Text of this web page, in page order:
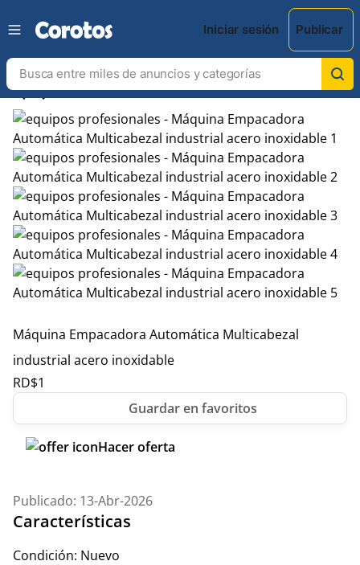
Iniciar sesión Publicar
chevron_leftchevron_right
Máquina Empacadora Automática Multicabezal
industrial acero inoxidable
RD$1
Hacer oferta
Publicado: 13-Abr-2026
Características
Condición: Nuevo